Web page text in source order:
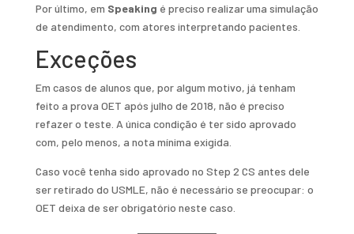
Por último, em Speaking é preciso realizar uma simulação
de atendimento, com atores interpretando pacientes.
Exceções
Em casos de alunos que, por algum motivo, já tenham
feito a prova OET após julho de 2018, não é preciso
refazer o teste. A única condição é ter sido aprovado
com, pelo menos, a nota mínima exigida.
Caso você tenha sido aprovado no Step 2 CS antes dele
ser retirado do USMLE, não é necessário se preocupar: o
OET deixa de ser obrigatório neste caso.